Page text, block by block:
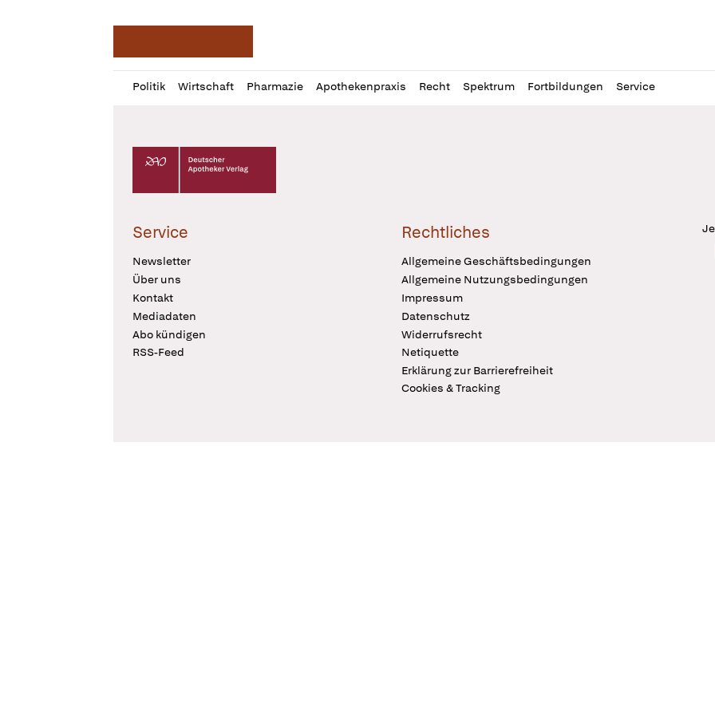
Politik Wirtschaft Pharmazie Apothekenpraxis Recht Spektrum Fortbildungen Service
Profil
öffnen
Daz
Pur
Deutscher Apotheker Verlag Logo
Service
Newsletter
Über uns
Kontakt
Mediadaten
Abo kündigen
RSS-Feed
Rechtliches
Allgemeine Geschäftsbedingungen
Allgemeine Nutzungsbedingungen
Impressum
Datenschutz
Widerrufsrecht
Netiquette
Erklärung zur Barrierefreiheit
Cookies & Tracking